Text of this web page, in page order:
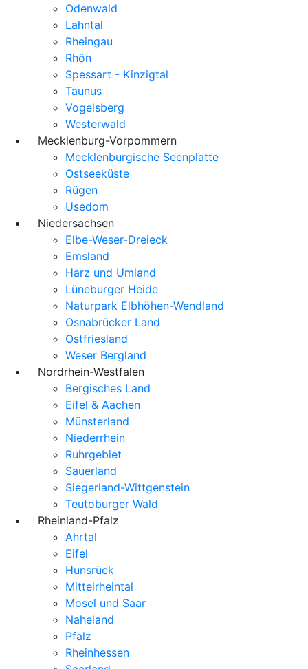
Odenwald
Lahntal
Rheingau
Rhön
Spessart - Kinzigtal
Taunus
Vogelsberg
Westerwald
Mecklenburg-Vorpommern
Mecklenburgische Seenplatte
Ostseeküste
Rügen
Usedom
Niedersachsen
Elbe-Weser-Dreieck
Emsland
Harz und Umland
Lüneburger Heide
Naturpark Elbhöhen-Wendland
Osnabrücker Land
Ostfriesland
Weser Bergland
Nordrhein-Westfalen
Bergisches Land
Eifel & Aachen
Münsterland
Niederrhein
Ruhrgebiet
Sauerland
Siegerland-Wittgenstein
Teutoburger Wald
Rheinland-Pfalz
Ahrtal
Eifel
Hunsrück
Mittelrheintal
Mosel und Saar
Naheland
Pfalz
Rheinhessen